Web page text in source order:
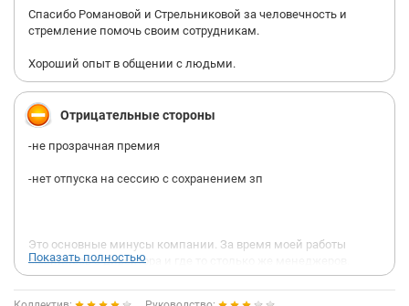
Спасибо Романовой и Стрельниковой за человечность и
стремление помочь своим сотрудникам.
Хороший опыт в общении с людьми.
Отрицательные стороны
-не прозрачная премия
-нет отпуска на сессию с сохранением зп
Это основные минусы компании. За время моей работы
сменилось 3 директора и где то столько же менеджеров.
Причем замены с каждым разом происходят на более глупый
и ограниченный персонал. Не хочу обидеть своих коллег,
Показать полностью